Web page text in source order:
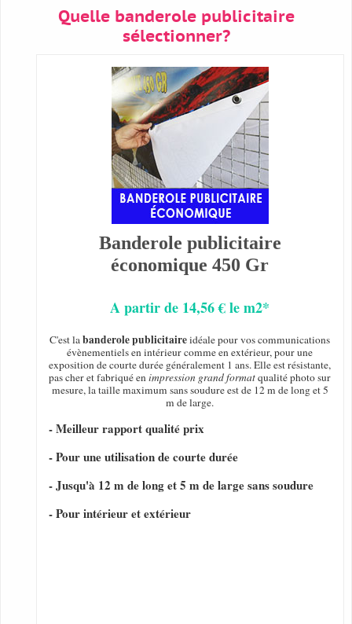
Quelle banderole publicitaire
sélectionner?
Banderole publicitaire
économique 450 Gr
A partir de 14,56 € le m2*
C'est labanderole publicitaireidéale pour vos communications
évènementiels en intérieur comme en extérieur, pour une
exposition de courte durée généralement 1 ans. Elle est résistante,
pas cher et fabriqué enimpression grand formatqualité photo sur
mesure, la taille maximum sans soudure est de 12 m de long et 5
m de large.
- Meilleur rapport qualité prix
- Pour une utilisation de courte durée
- Jusqu'à 12 m de long et 5 m de large sans soudure
- Pour intérieur et extérieur